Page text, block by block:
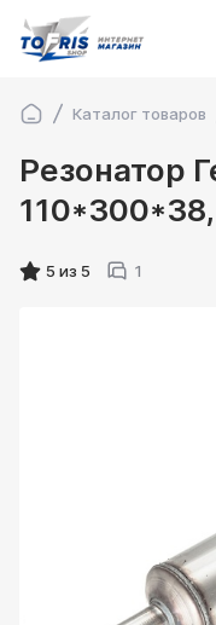
Каталог товаров
Резонатор
5 из 5 1